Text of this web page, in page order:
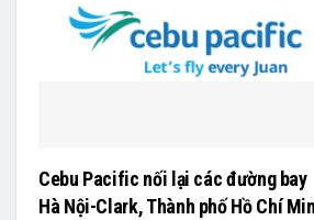
Cebu Pacific nối lại các đường bay
Hà Nội-Clark, Thành phố Hồ Chí